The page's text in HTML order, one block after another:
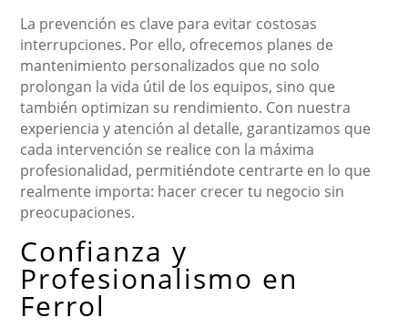
La prevención es clave para evitar costosas
interrupciones. Por ello, ofrecemos planes de
mantenimiento personalizados que no solo
prolongan la vida útil de los equipos, sino que
también optimizan su rendimiento. Con nuestra
experiencia y atención al detalle, garantizamos que
cada intervención se realice con la máxima
profesionalidad, permitiéndote centrarte en lo que
realmente importa: hacer crecer tu negocio sin
preocupaciones.
Confianza y
Profesionalismo en
Ferrol